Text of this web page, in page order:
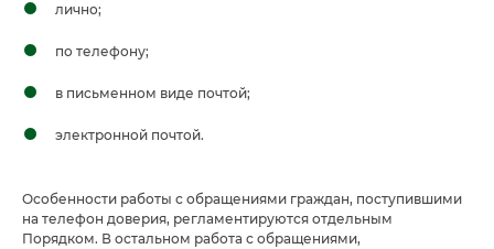
лично;
по телефону;
в письменном виде почтой;
электронной почтой.
Особенности работы с обращениями граждан, поступившими
на телефон доверия, регламентируются отдельным
Порядком. В остальном работа с обращениями,